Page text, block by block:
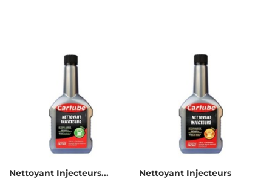
Nettoyant Injecteurs...
Nettoyant Injecteurs